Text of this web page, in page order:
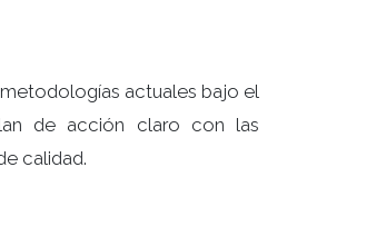
actuales bajo el
de acción claro con las
calidad.